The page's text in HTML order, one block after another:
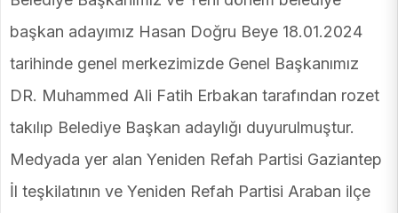
başkan adayımız Hasan Doğru Beye 18.01.2024
tarihinde genel merkezimizde Genel Başkanımız
DR. Muhammed Ali Fatih Erbakan tarafından rozet
takılıp Belediye Başkan adaylığı duyurulmuştur.
Medyada yer alan Yeniden Refah Partisi Gaziantep
İl teşkilatının ve Yeniden Refah Partisi Araban ilçe